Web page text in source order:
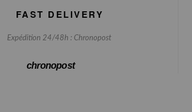
FAST DELIVERY
Expédition 24/48h : Chronopost
chronopost